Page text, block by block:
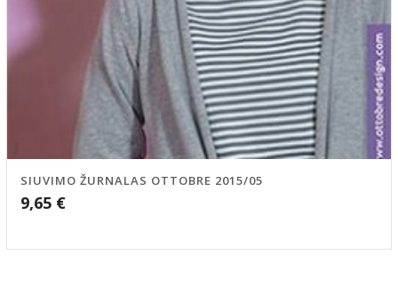
SIUVIMO ŽURNALAS OTTOBRE 2015/05
9,65 €